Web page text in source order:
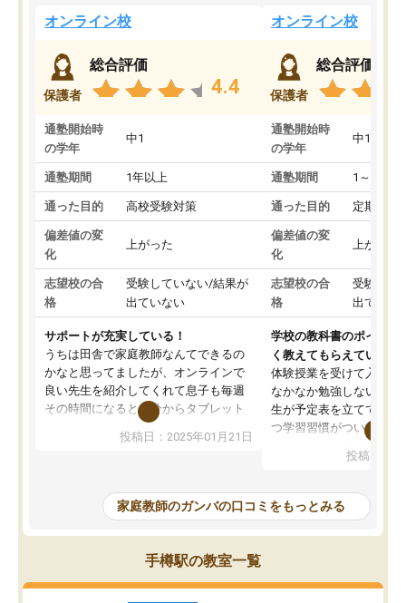
オンライン校
保護者
総合評価
4.4
通塾開始時
の学年
中1
通塾期間 1年以上
通った目的 高校受験対策
偏差値の変
化
上がった
志望校の合
格
受験していない/結果が
出ていない
サポートが充実している！
うちは田舎で家庭教師なんてできるの
かなと思ってましたが、オンラインで
良い先生を紹介してくれて息子も毎週
その時間になると自分からタブレット
を開いてzoomを繋げるようになりまし
た！5科目なんでもOKなのもとても気
めて1年ほどだった今では平均点以上の
科目が増えてきました！あと1年受験ま
であるので無料の週末教室を使用しな
がら頑張って欲しいと思います！
投稿日：2025年01月21日
オンライン校
保護者
総合評価
通塾開始時
の学年
中1
通塾期間 1～3ヵ月
通った目的 定期テス
偏差値の変
化
上がった
志望校の合
格
受験して
出ていな
学校の教科書のポイント
く教えてもらえている
体験授業を受けて入塾し
なかなか勉強しない息子
生が予定表を立ててくれ
つ学習習慣がついてきま
指導が無い日も予定表
問できるのでとても助か
投稿日：
家庭教師のガンバの口コミをもっとみる
手樽駅の教室一覧